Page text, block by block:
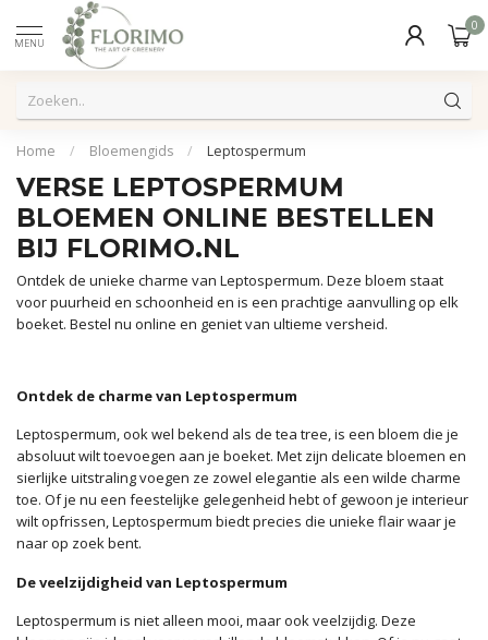
MENU
0
Home / Bloemengids / Leptospermum
VERSE LEPTOSPERMUM
BLOEMEN ONLINE BESTELLEN
BIJ FLORIMO.NL
Ontdek de unieke charme van Leptospermum. Deze bloem staat
voor puurheid en schoonheid en is een prachtige aanvulling op elk
boeket. Bestel nu online en geniet van ultieme versheid.
Ontdek de charme van Leptospermum
Leptospermum, ook wel bekend als de tea tree, is een bloem die je
absoluut wilt toevoegen aan je boeket. Met zijn delicate bloemen en
sierlijke uitstraling voegen ze zowel elegantie als een wilde charme
toe. Of je nu een feestelijke gelegenheid hebt of gewoon je interieur
wilt opfrissen, Leptospermum biedt precies die unieke flair waar je
naar op zoek bent.
De veelzijdigheid van Leptospermum
Leptospermum is niet alleen mooi, maar ook veelzijdig. Deze